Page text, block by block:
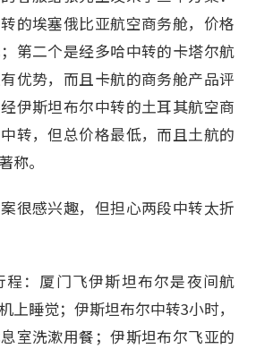
的埃塞俄比亚航空商务舱，价格
第二个是经多哈中转的卡塔尔航
优势，而且卡航的商务舱产品评
伊斯坦布尔中转的土耳其航空商
转，但总价格最低，而且土航的
称。
很感兴趣，但担心两段中转太折
程：厦门飞伊斯坦布尔是夜间航
上睡觉；伊斯坦布尔中转3小时，
室洗漱用餐；伊斯坦布尔飞亚的